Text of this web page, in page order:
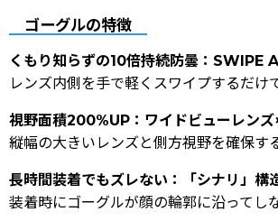
ゴーグルの特徴
くもり知らずの10倍持続防曇：SWIPE
レンズ内側を手で軽くスワイプするだ
視野面積200%UP：ワイドビューレンズ
縦幅の大きいレンズと側方視野を確保す
長時間装着でもズレない：「シナリ」構
装着時にゴーグルが顔の輪郭に沿ってし